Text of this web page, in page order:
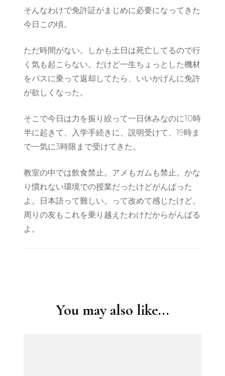
そんなわけで免許証がまじめに必要になってきた
今日この頃。
ただ時間がない。しかも土日は死亡してるので行
く気も起こらない。だけど一生ちょっとした機材
をバスに乗って返却してたら、いいかげんに免許
が欲しくなった。
そこで今日は力を振り絞って一日休みなのに10時
半に起きて、入学手続きに、説明受けて、19時ま
で一気に3時限まで受けてきた。
教室の中では飲食禁止。アメもガムも禁止。かな
り慣れない環境での授業だったけどがんばった
よ。日本語って難しい。って改めて感じたけど。
周りの友もこれを乗り越えたわけだからがんばる
よ。
You may also like...